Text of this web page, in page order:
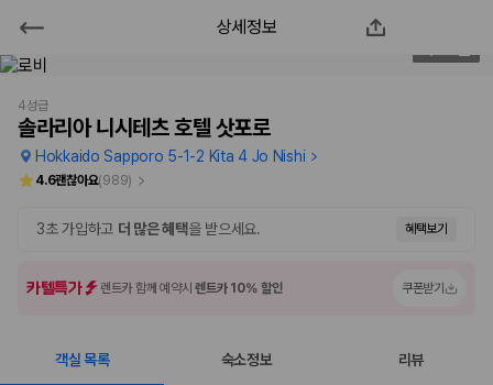
솔라리아 니시테츠 호텔 삿포로
2000만 이용고객이 선택한 제주 렌트카 가격비교 플랫폼
제주렌트카 가격비교는 카모아에서 한 번에
상세정보
4성급
솔라리아 니시테츠 호텔 삿포로
Hokkaido Sapporo 5-1-2 Kita 4 Jo Nishi
4.6괜찮아요(989)
3초 가입하고 더 많은 혜택을 받으세요. 혜택보기
카텔특가 렌트카 함께 예약시렌트카 10% 할인 쿠폰받기
객실 목록 숙소정보 리뷰